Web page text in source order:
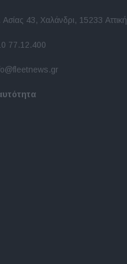
43, Χαλάνδρι, 15233 Αττική
77.12.400